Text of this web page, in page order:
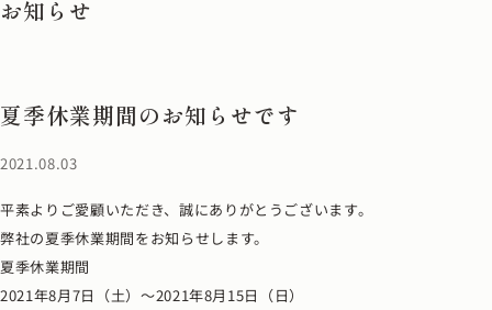
お知らせ
夏季休業期間のお知らせです
2021.08.03
平素よりご愛顧いただき、誠にありがとうございます。
弊社の夏季休業期間をお知らせします。
夏季休業期間
2021年8月7日（土）～2021年8月15日（日）